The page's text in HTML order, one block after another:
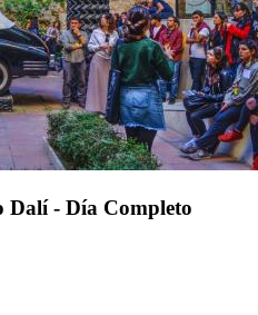
Dalí - Día Completo